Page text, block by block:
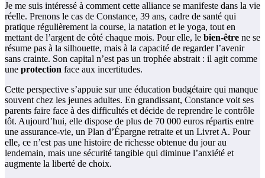
Je me suis intéressé à comment cette alliance se manifeste dans la vie
réelle. Prenons le cas de Constance, 39 ans, cadre de santé qui
pratique régulièrement la course, la natation et le yoga, tout en
mettant de l’argent de côté chaque mois. Pour elle, le bien-être ne se
résume pas à la silhouette, mais à la capacité de regarder l’avenir
sans crainte. Son capital n’est pas un trophée abstrait : il agit comme
une protection face aux incertitudes.
Cette perspective s’appuie sur une éducation budgétaire qui manque
souvent chez les jeunes adultes. En grandissant, Constance voit ses
parents faire face à des difficultés et décide de reprendre le contrôle
tôt. Aujourd’hui, elle dispose de plus de 70 000 euros répartis entre
une assurance-vie, un Plan d’Épargne retraite et un Livret A. Pour
elle, ce n’est pas une histoire de richesse obtenue du jour au
lendemain, mais une sécurité tangible qui diminue l’anxiété et
augmente la liberté de choix.